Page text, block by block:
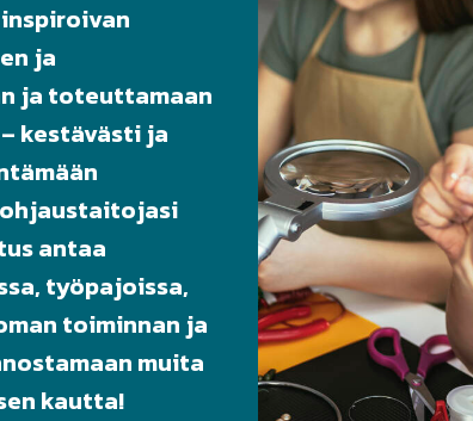
ja
ja toteuttamaan
kestävästi ja
antaa
työpajoissa,
toiminnan ja
muita
kautta!